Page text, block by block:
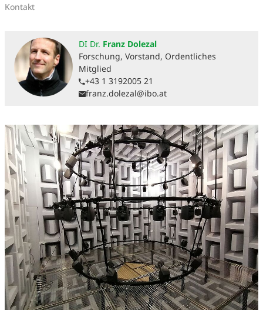
Kontakt
DI Dr. Franz Dolezal
Forschung, Vorstand, Ordentliches
Mitglied
+43 1 3192005 21
franz.dolezal@ibo.at